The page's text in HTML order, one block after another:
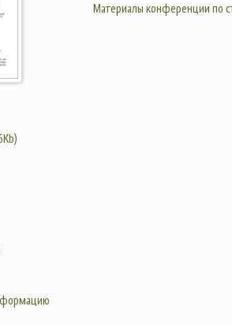
Материалы конференции по